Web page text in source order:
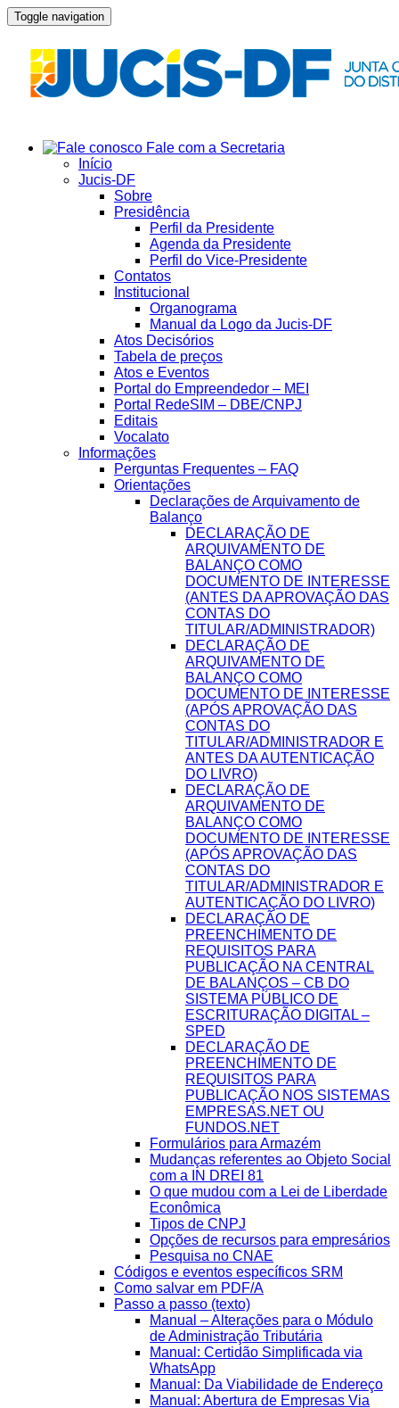
Toggle navigation
Fale com a Secretaria
Início
Jucis-DF
Sobre
Presidência
Perfil da Presidente
Agenda da Presidente
Perfil do Vice-Presidente
Contatos
Institucional
Organograma
Manual da Logo da Jucis-DF
Atos Decisórios
Tabela de preços
Atos e Eventos
Portal do Empreendedor – MEI
Portal RedeSIM – DBE/CNPJ
Editais
Vocalato
Informações
Perguntas Frequentes – FAQ
Orientações
Declarações de Arquivamento de
Balanço
DECLARAÇÃO DE
ARQUIVAMENTO DE
BALANÇO COMO
DOCUMENTO DE INTERESSE
(ANTES DA APROVAÇÃO DAS
CONTAS DO
TITULAR/ADMINISTRADOR)
DECLARAÇÃO DE
ARQUIVAMENTO DE
BALANÇO COMO
DOCUMENTO DE INTERESSE
(APÓS APROVAÇÃO DAS
CONTAS DO
TITULAR/ADMINISTRADOR E
ANTES DA AUTENTICAÇÃO
DO LIVRO)
DECLARAÇÃO DE
ARQUIVAMENTO DE
BALANÇO COMO
DOCUMENTO DE INTERESSE
(APÓS APROVAÇÃO DAS
CONTAS DO
TITULAR/ADMINISTRADOR E
AUTENTICAÇÃO DO LIVRO)
DECLARAÇÃO DE
PREENCHIMENTO DE
REQUISITOS PARA
PUBLICAÇÃO NA CENTRAL
DE BALANÇOS – CB DO
SISTEMA PÚBLICO DE
ESCRITURAÇÃO DIGITAL –
SPED
DECLARAÇÃO DE
PREENCHIMENTO DE
REQUISITOS PARA
PUBLICAÇÃO NOS SISTEMAS
EMPRESAS.NET OU
FUNDOS.NET
Formulários para Armazém
Mudanças referentes ao Objeto Social
com a IN DREI 81
O que mudou com a Lei de Liberdade
Econômica
Tipos de CNPJ
Opções de recursos para empresários
Pesquisa no CNAE
Códigos e eventos específicos SRM
Como salvar em PDF/A
Passo a passo (texto)
Manual – Alterações para o Módulo
de Administração Tributária
Manual: Certidão Simplificada via
WhatsApp
Manual: Da Viabilidade de Endereço
Manual: Abertura de Empresas Via